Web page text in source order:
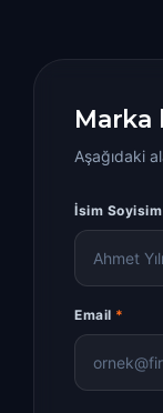
Aşağıdaki
İsim Soyisim
Email *